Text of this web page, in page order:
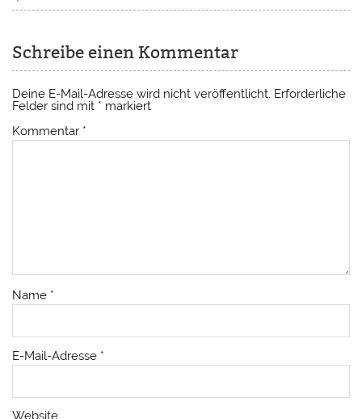
Schreibe einen Kommentar
Deine E-Mail-Adresse wird nicht veröffentlicht. Erforderliche
Felder sind mit * markiert
Kommentar *
Name *
E-Mail-Adresse *
Website